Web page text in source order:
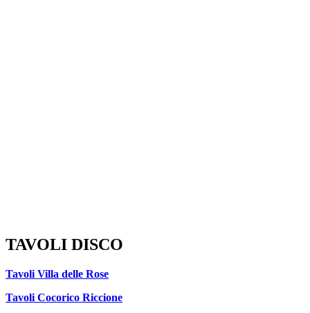
TAVOLI DISCO
Tavoli Villa delle Rose
Tavoli Cocorico Riccione